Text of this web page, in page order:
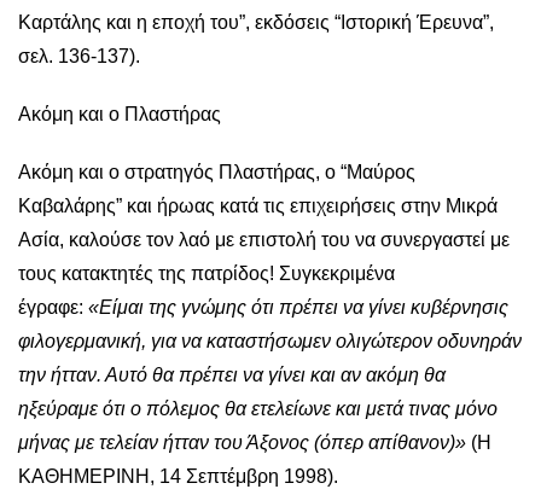
Καρτάλης και η εποχή του”, εκδόσεις “Ιστορική Έρευνα”,
σελ. 136-137).
Ακόμη και ο Πλαστήρας
Ακόμη και ο στρατηγός Πλαστήρας, ο “Μαύρος
Καβαλάρης” και ήρωας κατά τις επιχειρήσεις στην Μικρά
Ασία, καλούσε τον λαό με επιστολή του να συνεργαστεί με
τους κατακτητές της πατρίδος! Συγκεκριμένα
έγραφε: «Είμαι της γνώμης ότι πρέπει να γίνει κυβέρνησις
φιλογερμανική, για να καταστήσωμεν ολιγώτερον οδυνηράν
την ήτταν. Αυτό θα πρέπει να γίνει και αν ακόμη θα
ηξεύραμε ότι ο πόλεμος θα ετελείωνε και μετά τινας μόνο
μήνας με τελείαν ήτταν του Άξονος (όπερ απίθανον)» (Η
ΚΑΘΗΜΕΡΙΝΗ, 14 Σεπτέμβρη 1998).